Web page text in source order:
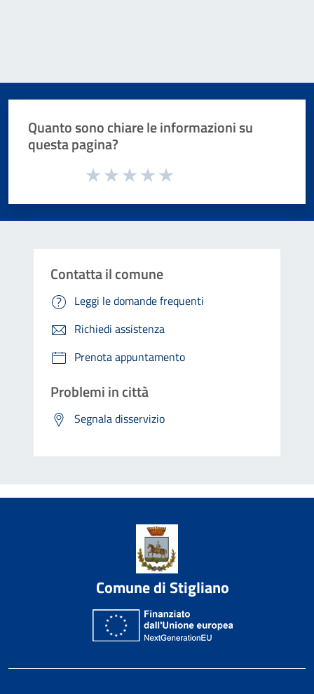
Quanto sono chiare le informazioni su
questa pagina?
Valuta da 1 a 5 stelle la pagina
Contatta il comune
Leggi le domande frequenti
Richiedi assistenza
Prenota appuntamento
Problemi in città
Segnala disservizio
Comune di Stigliano